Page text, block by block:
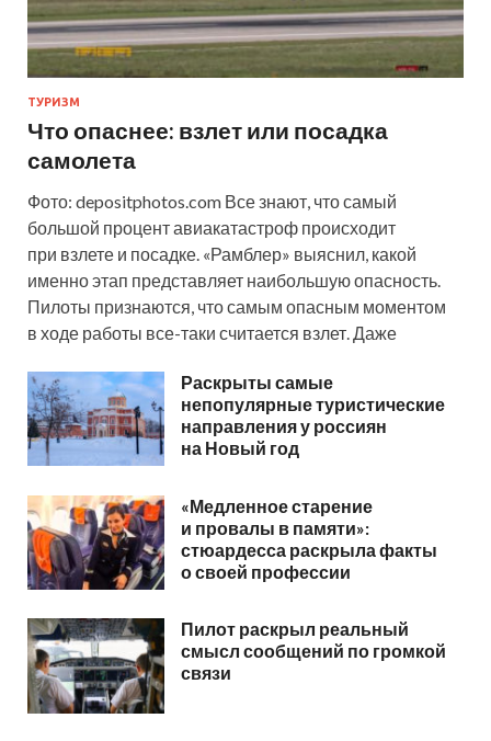
ТУРИЗМ
Что опаснее: взлет или посадка
самолета
Фото: depositphotos.com Все знают, что самый
большой процент авиакатастроф происходит
при взлете и посадке. «Рамблер» выяснил, какой
именно этап представляет наибольшую опасность.
Пилоты признаются, что самым опасным моментом
в ходе работы все-таки считается взлет. Даже
Раскрыты самые
непопулярные туристические
направления у россиян
на Новый год
«Медленное старение
и провалы в памяти»:
стюардесса раскрыла факты
о своей профессии
Пилот раскрыл реальный
смысл сообщений по громкой
связи